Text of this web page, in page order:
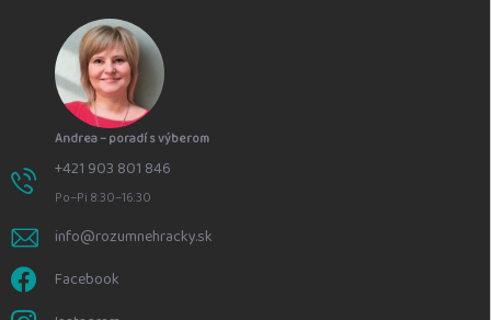
Andrea – poradí s výberom
+421 903 801 846
Po–Pi 8:30–16:30
info@rozumnehracky.sk
Facebook